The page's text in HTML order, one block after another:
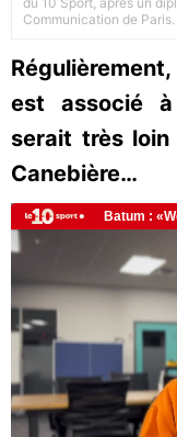
Communication de Paris.
est associé à
serait très
Canebière…